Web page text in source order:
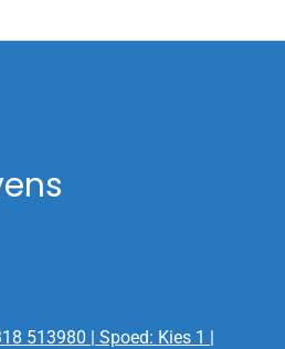
513980 | Spoed: Kies 1 |